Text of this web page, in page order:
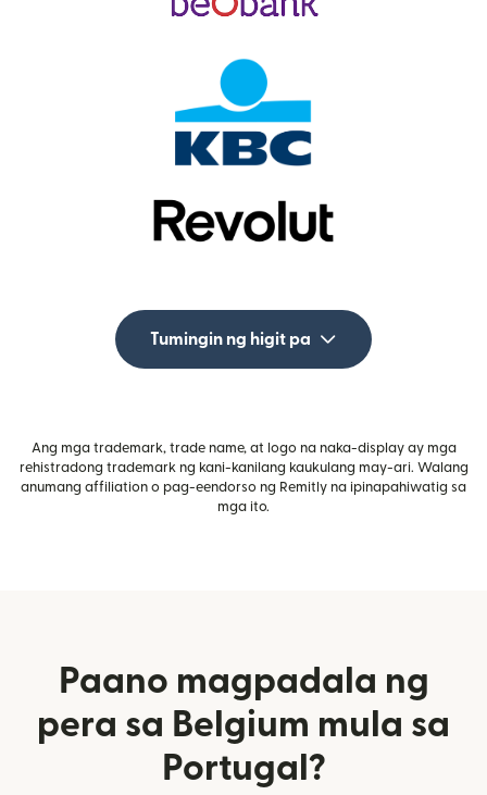
Tumingin ng higit pa
Ang mga trademark, trade name, at logo na naka-display ay mga
rehistradong trademark ng kani-kanilang kaukulang may-ari. Walang
anumang affiliation o pag-eendorso ng Remitly na ipinapahiwatig sa
mga ito.
Paano magpadala ng
pera sa Belgium mula sa
Portugal?